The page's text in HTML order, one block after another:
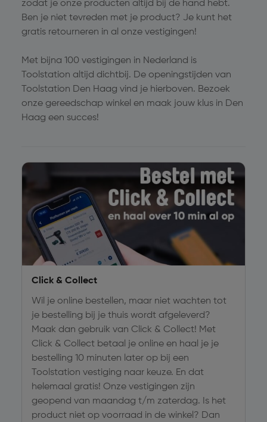
zodat je onze producten altijd bij de hand hebt.
Ben je niet tevreden met je product? Je kunt het
gratis retourneren in al onze vestigingen!
Met bijna 100 vestigingen in Nederland is
Toolstation altijd dichtbij. De openingstijden van
Toolstation Den Haag vind je hierboven. Bezoek
onze gereedschap winkel en maak jouw klus in Den
Haag een succes!
Click & Collect
Wil je online bestellen, maar niet wachten tot
je bestelling bij je thuis wordt afgeleverd?
Maak dan gebruik van Click & Collect! Met
Click & Collect betaal je online en haal je je
bestelling 10 minuten later op bij een
Toolstation vestiging naar keuze. En dat
helemaal gratis! Onze vestigingen zijn
geopend van maandag t/m zaterdag. Is het
product niet op voorraad in de winkel? Dan